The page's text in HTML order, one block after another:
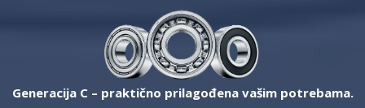
Generacija C – praktično prilagođena vašim potrebama.